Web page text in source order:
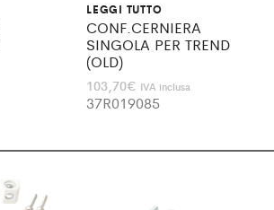
LEGGI TUTTO
CONF.CERNIERA
SINGOLA PER TREND
(OLD)
103,70€ IVA inclusa
37R019085